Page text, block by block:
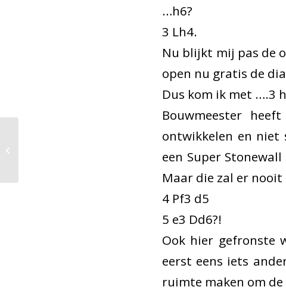
…h6?
3 Lh4.
Nu blijkt mij pas de
open nu gratis de
Dus kom ik met ….3
Bouwmeester
ontwikkelen en niet
een Super
Maar die zal er
4 Pf3 d5
5 e3 Dd6?!
Ook hier gefronste
eerst eens iets
ruimte maken om